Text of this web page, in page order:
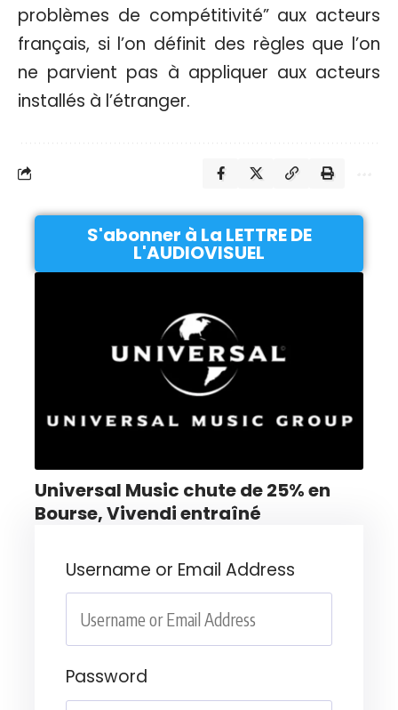
problèmes de compétitivité” aux acteurs
français, si l’on définit des règles que l’on
ne parvient pas à appliquer aux acteurs
installés à l’étranger.
S'abonner à La LETTRE DE
L'AUDIOVISUEL
Universal Music chute de 25% en
Bourse, Vivendi entraîné
Username or Email Address
Password